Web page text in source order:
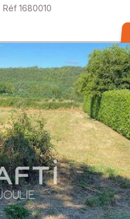
Réf 1680010